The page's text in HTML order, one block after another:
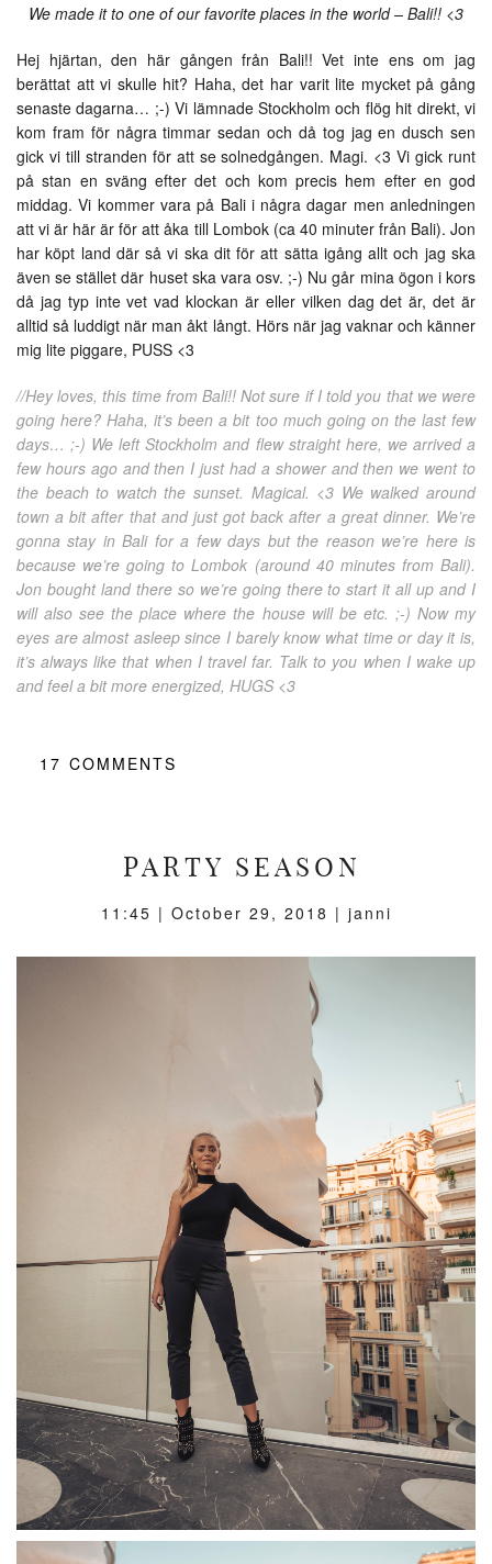
We made it to one of our favorite places in the world – Bali!! <3
Hej hjärtan, den här gången från Bali!! Vet inte ens om jag
berättat att vi skulle hit? Haha, det har varit lite mycket på gång
senaste dagarna… ;-) Vi lämnade Stockholm och flög hit direkt, vi
kom fram för några timmar sedan och då tog jag en dusch sen
gick vi till stranden för att se solnedgången. Magi. <3 Vi gick runt
på stan en sväng efter det och kom precis hem efter en god
middag. Vi kommer vara på Bali i några dagar men anledningen
att vi är här är för att åka till Lombok (ca 40 minuter från Bali). Jon
har köpt land där så vi ska dit för att sätta igång allt och jag ska
även se stället där huset ska vara osv. ;-) Nu går mina ögon i kors
då jag typ inte vet vad klockan är eller vilken dag det är, det är
alltid så luddigt när man åkt långt. Hörs när jag vaknar och känner
mig lite piggare, PUSS <3
//Hey loves, this time from Bali!! Not sure if I told you that we were
going here? Haha, it’s been a bit too much going on the last few
days… ;-) We left Stockholm and flew straight here, we arrived a
few hours ago and then I just had a shower and then we went to
the beach to watch the sunset. Magical. <3 We walked around
town a bit after that and just got back after a great dinner. We’re
gonna stay in Bali for a few days but the reason we’re here is
because we’re going to Lombok (around 40 minutes from Bali).
Jon bought land there so we’re going there to start it all up and I
will also see the place where the house will be etc. ;-) Now my
eyes are almost asleep since I barely know what time or day it is,
it’s always like that when I travel far. Talk to you when I wake up
and feel a bit more energized, HUGS <3
17 COMMENTS
PARTY SEASON
11:45 | October 29, 2018 | janni